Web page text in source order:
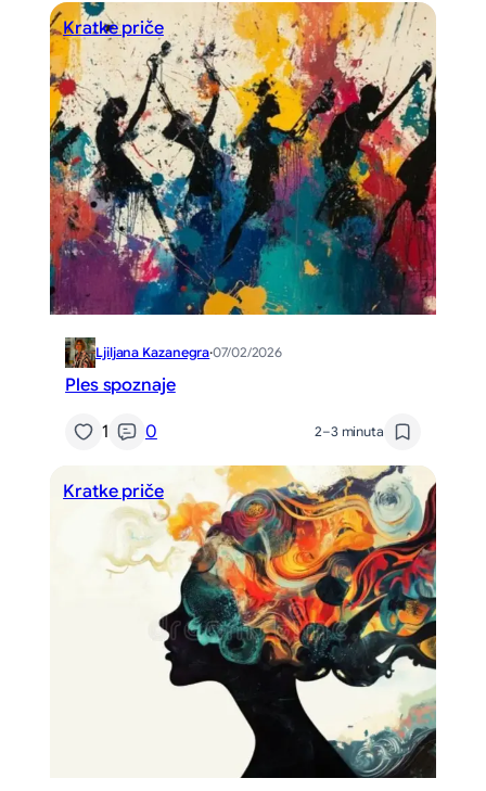
Kratke priče
Ljiljana Kazanegra·07/02/2026
Ples spoznaje
1 0 2–3 minuta
Kratke priče